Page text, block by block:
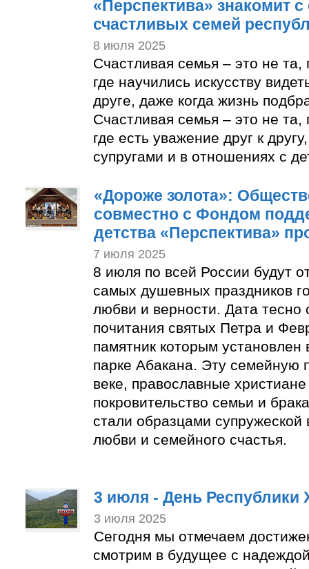
«Перспектива» знакомит
счастливых семей
8 июля 2025
Счастливая семья – это не та,
где научились искусству
друге, даже когда жизнь
Счастливая семья – это не та,
где есть уважение друг к
супругами и в отношениях с
«Дороже золота»:
совместно с Фондом
детства «Перспектива»
7 июля 2025
8 июля по всей России будут
самых душевных праздников
любви и верности. Дата тесно
почитания святых Петра и
памятник которым
парке Абакана. Эту семейную
веке, православные
покровительство семьи и
стали образцами супружеской
любви и семейного счастья.
3 июля - День Республики
3 июля 2025
Сегодня мы отмечаем
смотрим в будущее с